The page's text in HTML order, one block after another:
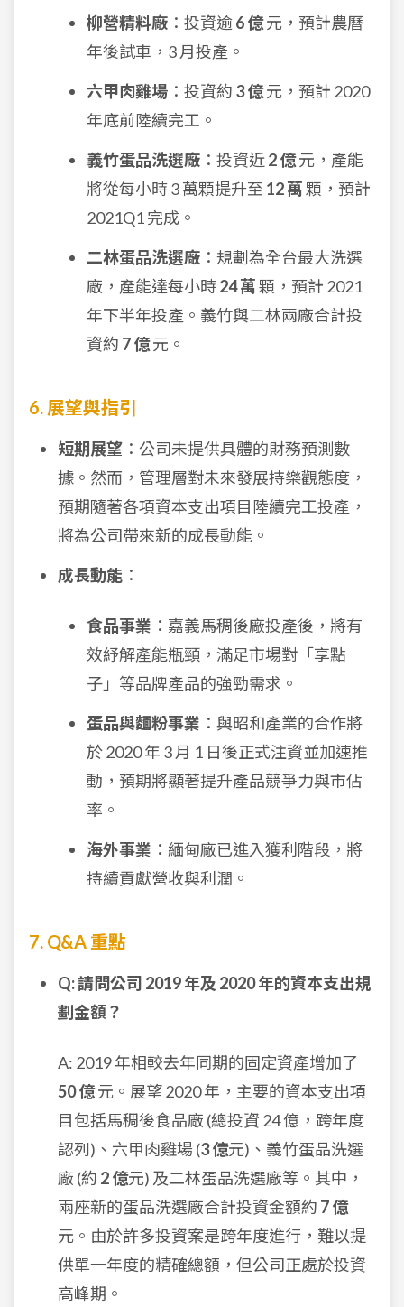
柳營精料廠 ：投資逾 6 億元，預計農曆
年後試車，3 月投產。
六甲肉雞場 ：投資約 3 億元，預計 2020
年底前陸續完工。
義竹蛋品洗選廠 ：投資近2 億元，產能
將從每小時 3 萬顆提升至 12 萬顆，預計
2021Q1 完成。
二林蛋品洗選廠 ：規劃為全台最大洗選
廠，產能達每小時24 萬顆，預計 2021
年下半年投產。義竹與二林兩廠合計投
資約 7 億元。
6. 展望與指引
短期展望 ：公司未提供具體的財務預測數
據。然而，管理層對未來發展持樂觀態度，
預期隨著各項資本支出項目陸續完工投產，
將為公司帶來新的成長動能。
成長動能 ：
食品事業 ：嘉義馬稠後廠投產後，將有
效紓解產能瓶頸，滿足市場對「享點
子」等品牌產品的強勁需求。
蛋品與麵粉事業 ：與昭和產業的合作將
於 2020 年 3 月 1 日後正式注資並加速推
動，預期將顯著提升產品競爭力與市佔
率。
海外事業 ：緬甸廠已進入獲利階段，將
持續貢獻營收與利潤。
7. Q&A 重點
Q: 請問公司 2019 年及 2020 年的資本支出規
劃金額？
A: 2019 年相較去年同期的固定資產增加了
50 億元。展望 2020 年，主要的資本支出項
目包括馬稠後食品廠 (總投資 24 億，跨年度
認列)、六甲肉雞場 (3 億元)、義竹蛋品洗選
廠 (約 2 億元) 及二林蛋品洗選廠等。其中，
兩座新的蛋品洗選廠合計投資金額約 7 億
元。由於許多投資案是跨年度進行，難以提
供單一年度的精確總額，但公司正處於投資
高峰期。